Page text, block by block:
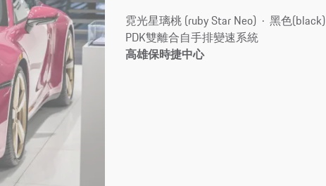
霓光星璃桃 (ruby Star Neo) 黑色(black)
PDK雙離合自手排變速系統
高雄保時捷中心